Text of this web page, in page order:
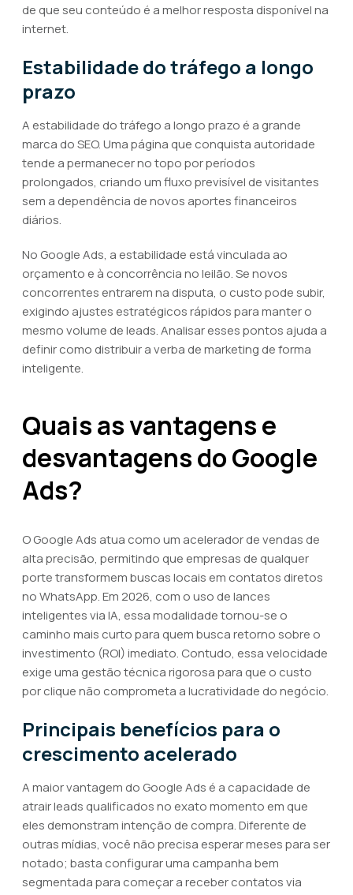
de que seu conteúdo é a melhor resposta disponível na
internet.
Estabilidade do tráfego a longo
prazo
A estabilidade do tráfego a longo prazo é a grande
marca do SEO. Uma página que conquista autoridade
tende a permanecer no topo por períodos
prolongados, criando um fluxo previsível de visitantes
sem a dependência de novos aportes financeiros
diários.
No Google Ads, a estabilidade está vinculada ao
orçamento e à concorrência no leilão. Se novos
concorrentes entrarem na disputa, o custo pode subir,
exigindo ajustes estratégicos rápidos para manter o
mesmo volume de leads. Analisar esses pontos ajuda a
definir como distribuir a verba de marketing de forma
inteligente.
Quais as vantagens e
desvantagens do Google
Ads?
O Google Ads atua como um acelerador de vendas de
alta precisão, permitindo que empresas de qualquer
porte transformem buscas locais em contatos diretos
no WhatsApp. Em 2026, com o uso de lances
inteligentes via IA, essa modalidade tornou-se o
caminho mais curto para quem busca retorno sobre o
investimento (ROI) imediato. Contudo, essa velocidade
exige uma gestão técnica rigorosa para que o custo
por clique não comprometa a lucratividade do negócio.
Principais benefícios para o
crescimento acelerado
A maior vantagem do Google Ads é a capacidade de
atrair leads qualificados no exato momento em que
eles demonstram intenção de compra. Diferente de
outras mídias, você não precisa esperar meses para ser
notado; basta configurar uma campanha bem
segmentada para começar a receber contatos via